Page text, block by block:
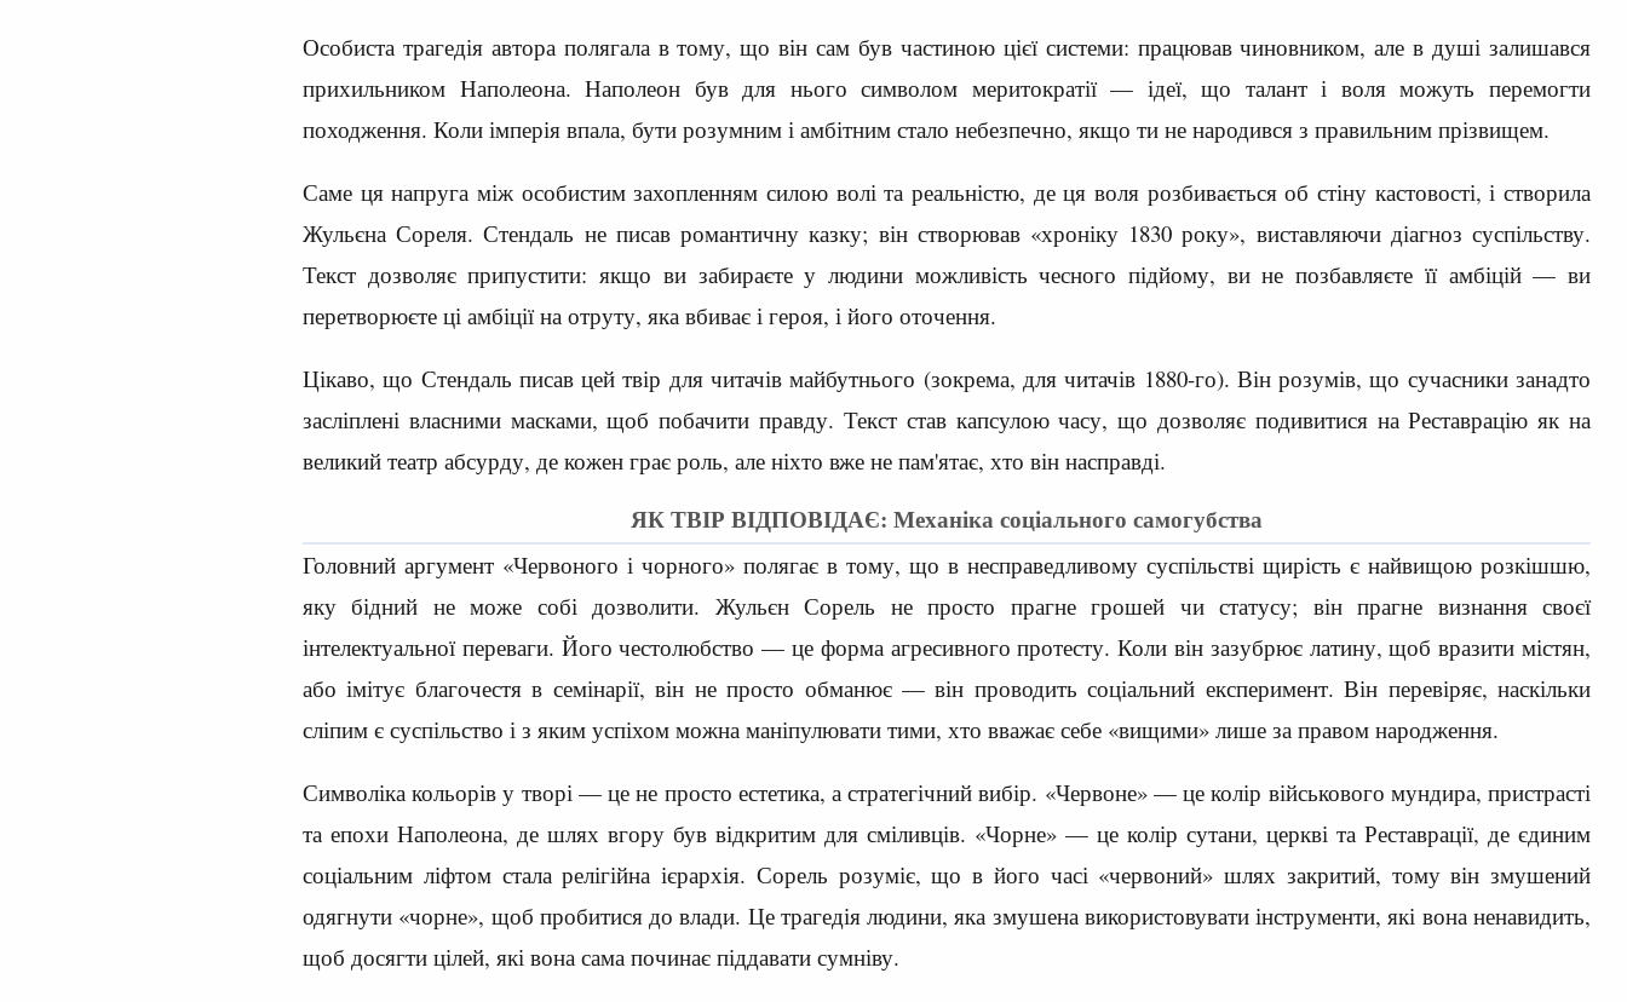
Особиста трагедія автора полягала в тому, що він сам був частиною цієї системи: працював чиновником, але в душі залишався
прихильником Наполеона. Наполеон був для нього символом меритократії — ідеї, що талант і воля можуть перемогти
походження. Коли імперія впала, бути розумним і амбітним стало небезпечно, якщо ти не народився з правильним прізвищем.
Саме ця напруга між особистим захопленням силою волі та реальністю, де ця воля розбивається об стіну кастовості, і створила
Жульєна Сореля. Стендаль не писав романтичну казку; він створював «хроніку 1830 року», виставляючи діагноз суспільству.
Текст дозволяє припустити: якщо ви забираєте у людини можливість чесного підйому, ви не позбавляєте її амбіцій — ви
перетворюєте ці амбіції на отруту, яка вбиває і героя, і його оточення.
Цікаво, що Стендаль писав цей твір для читачів майбутнього (зокрема, для читачів 1880-го). Він розумів, що сучасники занадто
засліплені власними масками, щоб побачити правду. Текст став капсулою часу, що дозволяє подивитися на Реставрацію як на
великий театр абсурду, де кожен грає роль, але ніхто вже не пам'ятає, хто він насправді.
ЯК ТВІР ВІДПОВІДАЄ: Механіка соціального самогубства
Головний аргумент «Червоного і чорного» полягає в тому, що в несправедливому суспільстві щирість є найвищою розкішшю,
яку бідний не може собі дозволити. Жульєн Сорель не просто прагне грошей чи статусу; він прагне визнання своєї
інтелектуальної переваги. Його честолюбство — це форма агресивного протесту. Коли він зазубрює латину, щоб вразити містян,
або імітує благочестя в семінарії, він не просто обманює — він проводить соціальний експеримент. Він перевіряє, наскільки
сліпим є суспільство і з яким успіхом можна маніпулювати тими, хто вважає себе «вищими» лише за правом народження.
Символіка кольорів у творі — це не просто естетика, а стратегічний вибір. «Червоне» — це колір військового мундира, пристрасті
та епохи Наполеона, де шлях вгору був відкритим для сміливців. «Чорне» — це колір сутани, церкві та Реставрації, де єдиним
соціальним ліфтом стала релігійна ієрархія. Сорель розуміє, що в його часі «червоний» шлях закритий, тому він змушений
одягнути «чорне», щоб пробитися до влади. Це трагедія людини, яка змушена використовувати інструменти, які вона ненавидить,
щоб досягти цілей, які вона сама починає піддавати сумніву.